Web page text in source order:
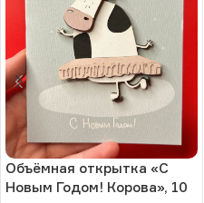
Объёмная открытка «С
Новым Годом! Корова», 10